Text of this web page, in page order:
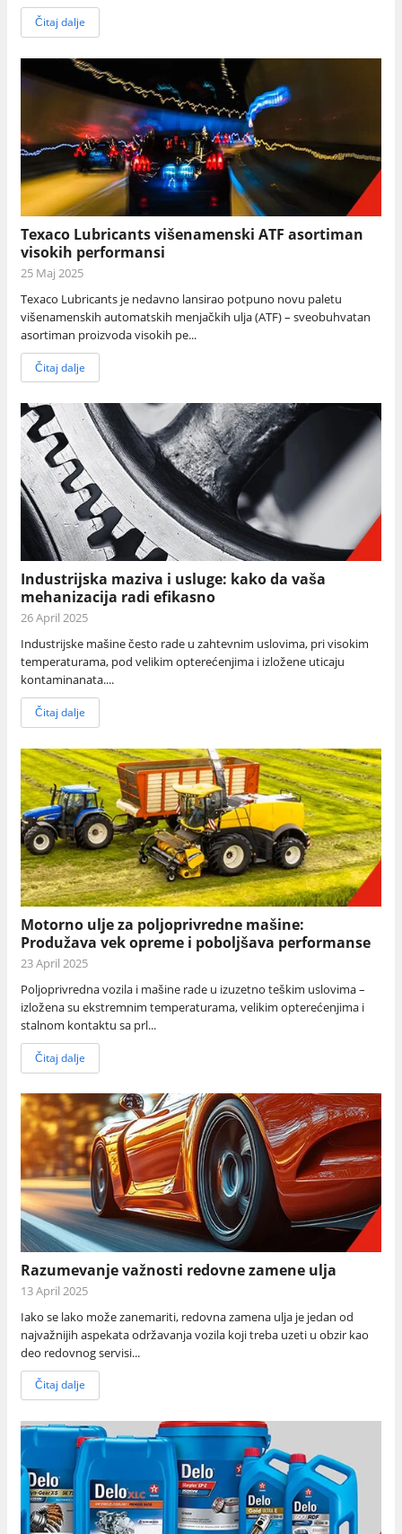
Čitaj dalje
Texaco Lubricants višenamenski ATF asortiman
visokih performansi
25 Maj 2025
Texaco Lubricants je nedavno lansirao potpuno novu paletu
višenamenskih automatskih menjačkih ulja (ATF) – sveobuhvatan
asortiman proizvoda visokih pe...
Čitaj dalje
Industrijska maziva i usluge: kako da vaša
mehanizacija radi efikasno
26 April 2025
Industrijske mašine često rade u zahtevnim uslovima, pri visokim
temperaturama, pod velikim opterećenjima i izložene uticaju
kontaminanata....
Čitaj dalje
Motorno ulje za poljoprivredne mašine:
Produžava vek opreme i poboljšava performanse
23 April 2025
Poljoprivredna vozila i mašine rade u izuzetno teškim uslovima –
izložena su ekstremnim temperaturama, velikim opterećenjima i
stalnom kontaktu sa prl...
Čitaj dalje
Razumevanje važnosti redovne zamene ulja
13 April 2025
Iako se lako može zanemariti, redovna zamena ulja je jedan od
najvažnijih aspekata održavanja vozila koji treba uzeti u obzir kao
deo redovnog servisi...
Čitaj dalje